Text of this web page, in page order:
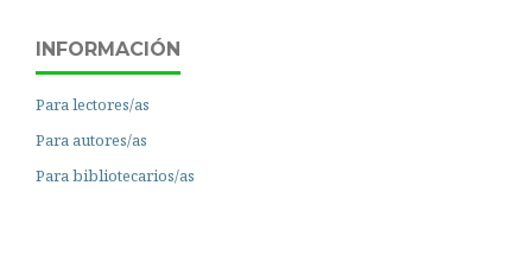
INFORMACIÓN
Para lectores/as
Para autores/as
Para bibliotecarios/as